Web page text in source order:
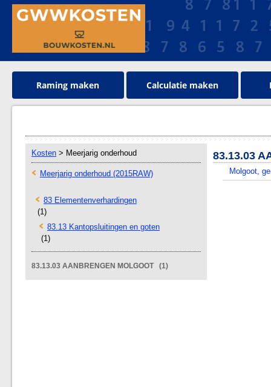
Raming maken Calculatie maken
Kosten > Meerjarig onderhoud
Meerjarig onderhoud (2015RAW)
83 Elementenverhardingen
(1)
83.13 Kantopsluitingen en goten
(1)
83.13.03 AANBRENGEN MOLGOOT (1)
83.13.03
Molgoot,